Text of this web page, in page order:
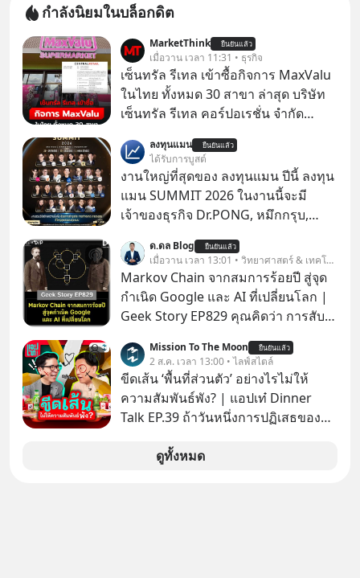
กำลังนิยมในบล็อกดิต
MarketThink ยืนยันแล้ว
เมื่อวาน เวลา 11:31 • ธุรกิจ
เซ็นทรัล รีเทล เข้าซื้อกิจการ MaxValu
ในไทย ทั้งหมด 30 สาขา ล่าสุด บริษัท
เซ็นทรัล รีเทล คอร์ปอเรชั่น จํากัด
ตลาดหลักทรัพย์แห่งประเทศไทยว่า ได้
เข้าทำการเข้าถือหุ้นในบริษัท อิออน
(ไทยแลนด์) จำกัด เจ้าของ MaxValu ใน
ไทย
ลงทุนแมน ยืนยันแล้ว
ได้รับการบูสต์
งานใหญ่ที่สุดของ ลงทุนแมน ปีนี้ ลงทุน
แมน SUMMIT 2026 ในงานนี้จะมี
เจ้าของธุรกิจ Dr.PONG, หมึกกรุบ,
Fastwork, MizuMi, KARMART, อิชิตัน
มาแชร์ความรู้การสร้างธุรกิจ
ด.ดล Blog ยืนยันแล้ว
เมื่อวาน เวลา 13:01 • วิทยาศาสตร์ & เทคโนโลยี
Markov Chain จากสมการร้อยปี สู่จุด
กำเนิด Google และ AI ที่เปลี่ยนโลก |
Geek Story EP829 คุณคิดว่า การสับ
นิวเคลียร์ อัลกอริทึมของ Google ที่ใช้
โค่นล้มแชมป์เก่าอย่าง Yahoo และ
ความฉลาดของ AI ในปัจจุบัน มีอะไรที่
เหมือนกัน? เชื่อหรือไม่ว่า สิ่งเปลี่ยนโลก
ทะเลาะกัน” ของนักคณิตศาสตร์ชาว
รัสเซียสองคนเมื่อกว่าร้อยปีก่อน! จาก
Mission To The Moon ยืนยันแล้ว
2 ส.ค. เวลา 13:00 • ไลฟ์สไตล์
ขีดเส้น ‘พื้นที่ส่วนตัว’ อย่างไรไม่ให้
ความสัมพันธ์พัง? | แอปเท๋ Dinner
Talk EP.39 ถ้าวันหนึ่งการปฏิเสธของ
ตั้งกำแพงใส่และมองว่าเราเห็นแก่ตัวทั้ง
ดูทั้งหมด